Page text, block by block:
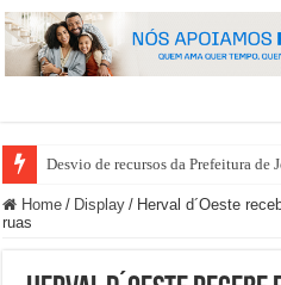
Desvio de recursos da Prefeitura de
Home / Display / Herval d´Oeste
ruas